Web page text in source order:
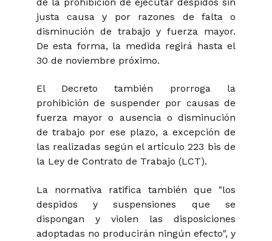
justa causa y por razones de falta o
disminución de trabajo y fuerza mayor.
De esta forma, la medida regirá hasta el
30 de noviembre próximo.
El Decreto también prorroga la
prohibición de suspender por causas de
fuerza mayor o ausencia o disminución
de trabajo por ese plazo, a excepción de
las realizadas según el artículo 223 bis de
la Ley de Contrato de Trabajo (LCT).
La normativa ratifica también que "los
despidos y suspensiones que se
dispongan y violen las disposiciones
adoptadas no producirán ningún efecto", y